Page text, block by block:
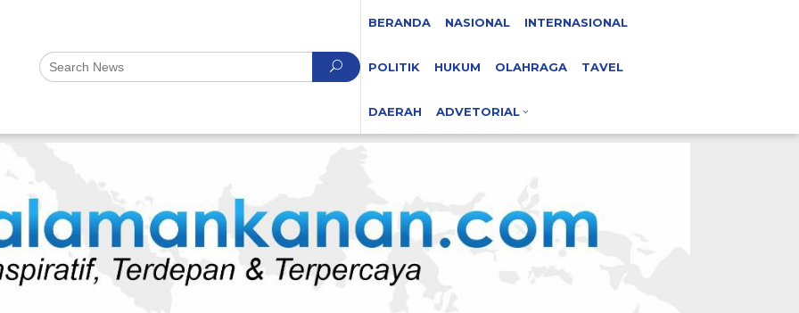
BERANDA NASIONAL INTERNASIONAL
POLITIK HUKUM OLAHRAGA TAVEL
DAERAH ADVETORIAL